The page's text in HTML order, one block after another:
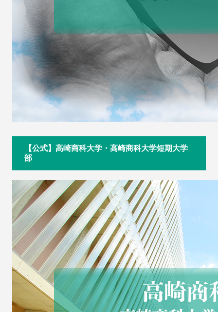
【公式】高崎商科大学・高崎商科大学短期大学
部